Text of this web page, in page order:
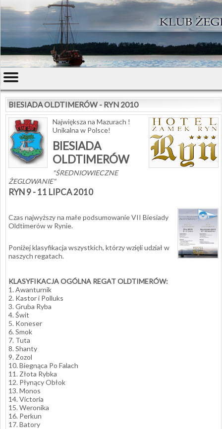
BIESIADA OLDTIMERÓW - RYN 2010
Największa na Mazurach !
Unikalna w Polsce!
BIESIADA
OLDTIMERÓW
"ŚREDNIOWIECZNE
ŻEGLOWANIE"
RYN 9 - 11 LIPCA 2010
Czas najwyższy na małe podsumowanie VII Biesiady
Oldtimerów w Rynie.
Poniżej klasyfikacja wszystkich, którzy wzięli udział w
naszych regatach.
KLASYFIKACJA OGÓLNA REGAT OLDTIMERÓW:
1. Awanturnik
2. Kastor i Polluks
3. Gruba Ryba
4. Świt
5. Koneser
6. Smok
7. Tuta
8. Shanty
9. Zozol
10. Biegnąca Po Falach
11. Złota Rybka
12. Płynący Obłok
13. Monos
14. Victoria
15. Weronika
16. Perkun
17. Batory